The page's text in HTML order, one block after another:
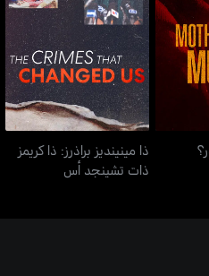
ذا مينينديز براذرز: ذا كريمز
ذات تشينجد أس
ذا مينينديز براذرز: ذا كريمز
ذات تشينجد أس